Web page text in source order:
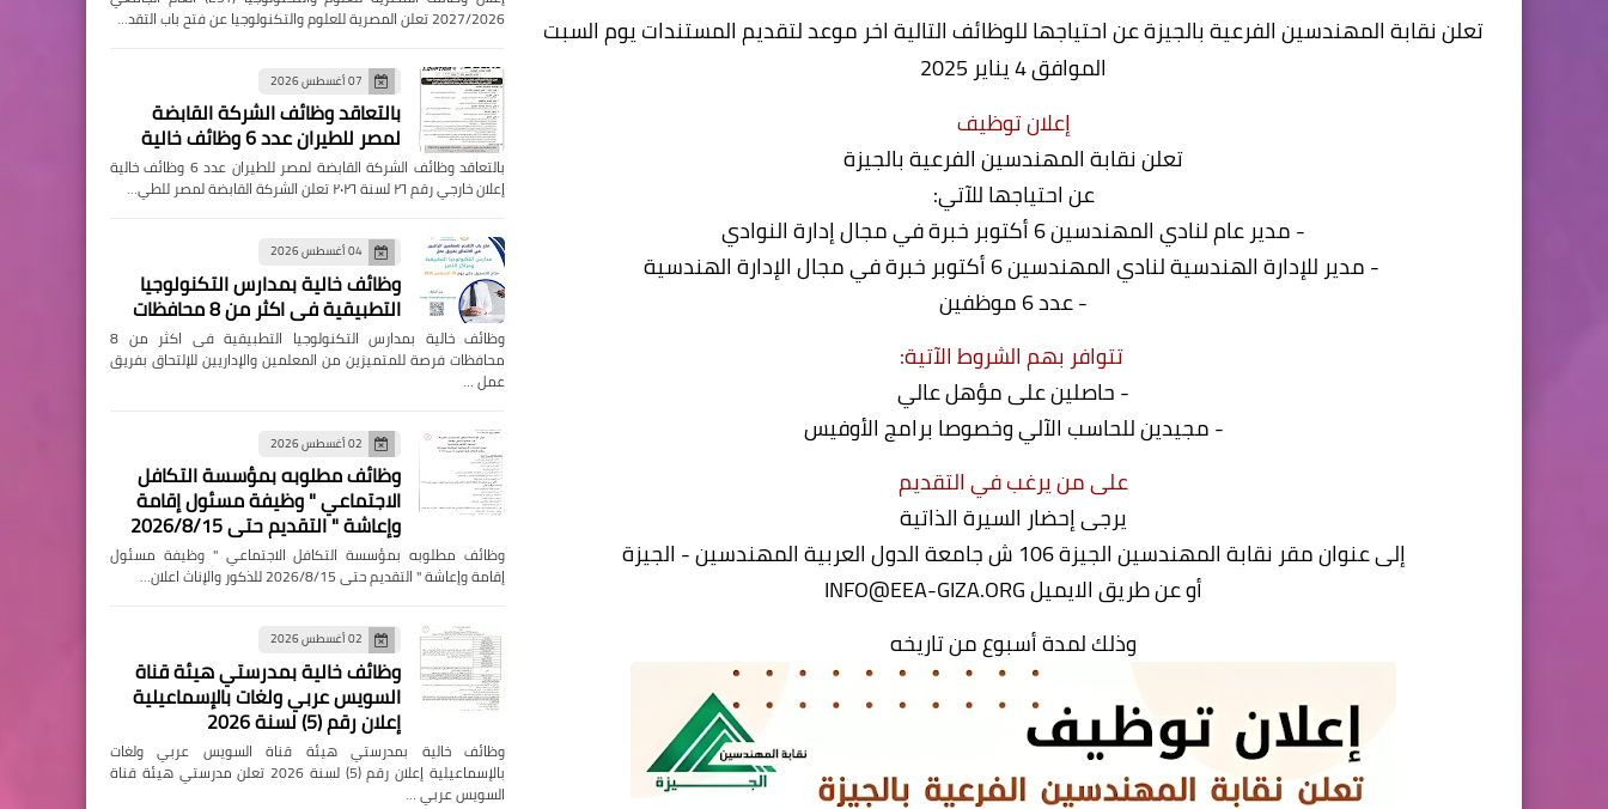
تعلن نقابة المهندسين الفرعية بالجيزة عن احتياجها للوظائف التالية اخر موعد لتقديم المستندات يوم السبت
الموافق 4 يناير 2025
إعلان توظيف
تعلن نقابة المهندسين الفرعية بالجيزة
عن احتياجها للآتي:
- مدير عام لنادي المهندسين 6 أكتوبر خبرة في مجال إدارة النوادي
- مدير للإدارة الهندسية لنادي المهندسين 6 أكتوبر خبرة في مجال الإدارة الهندسية
- عدد 6 موظفين
تتوافر بهم الشروط الآتية:
- حاصلين على مؤهل عالي
- مجيدين للحاسب الآلي وخصوصا برامج الأوفيس
على من يرغب في التقديم
يرجى إحضار السيرة الذاتية
إلى عنوان مقر نقابة المهندسين الجيزة 106 ش جامعة الدول العربية المهندسين - الجيزة
أو عن طريق الايميل INFO@EEA-GIZA.ORG
وذلك لمدة أسبوع من تاريخه
2027/2026 تعلن المصرية للعلوم والتكنولوجيا عن فتح باب التقد…
07 أغسطس 2026
بالتعاقد وظائف الشركة القابضة
لمصر للطيران عدد 6 وظائف خالية
بالتعاقد وظائف الشركة القابضة لمصر للطيران عدد 6 وظائف خالية
إعلان خارجي رقم ٢٦ لسنة ٢٠٢٦ تعلن الشركة القابضة لمصر للطي…
04 أغسطس 2026
وظائف خالية بمدارس التكنولوجيا
التطبيقية فى اكثر من 8 محافظات
وظائف خالية بمدارس التكنولوجيا التطبيقية فى اكثر من 8
محافظات فرصة للمتميزين من المعلمين والإداريين للإلتحاق بفريق
عمل …
02 أغسطس 2026
وظائف مطلوبه بمؤسسة التكافل
الاجتماعي " وظيفة مسئول إقامة
وإعاشة " التقديم حتى 2026/8/15
وظائف مطلوبه بمؤسسة التكافل الاجتماعي " وظيفة مسئول
إقامة وإعاشة " التقديم حتى 2026/8/15 للذكور والإناث اعلان…
02 أغسطس 2026
وظائف خالية بمدرستي هيئة قناة
السويس عربي ولغات بالإسماعيلية
إعلان رقم (5) لسنة 2026
وظائف خالية بمدرستي هيئة قناة السويس عربي ولغات
بالإسماعيلية إعلان رقم (5) لسنة 2026 تعلن مدرستي هيئة قناة
السويس عربي …